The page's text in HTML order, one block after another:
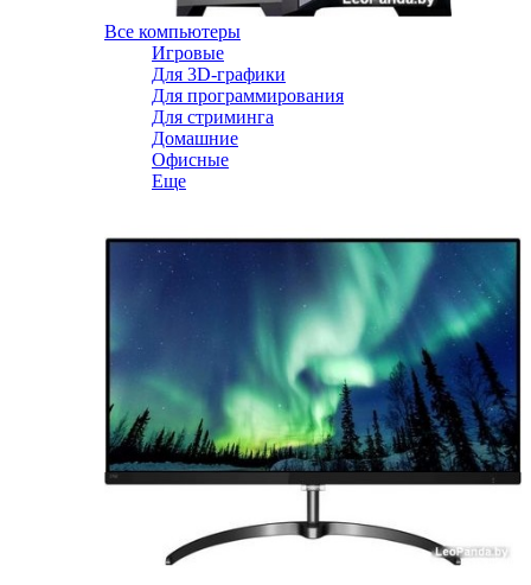
Все компьютеры
Игровые
Для 3D-графики
Для программирования
Для стриминга
Домашние
Офисные
Еще